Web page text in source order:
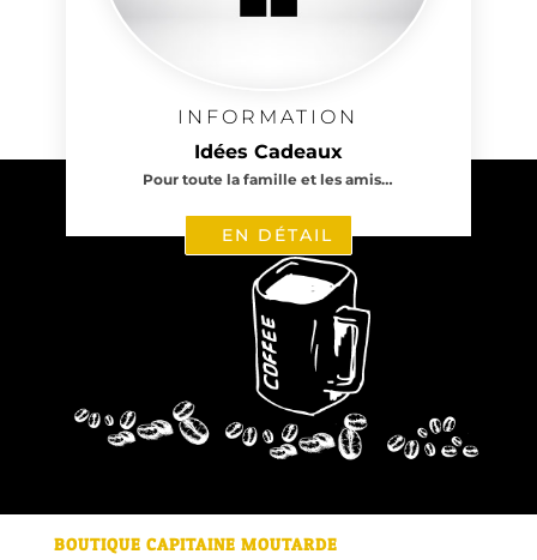
INFORMATION
Idées Cadeaux
Pour toute la famille et les amis…
EN DÉTAIL
BOUTIQUE CAPITAINE MOUTARDE